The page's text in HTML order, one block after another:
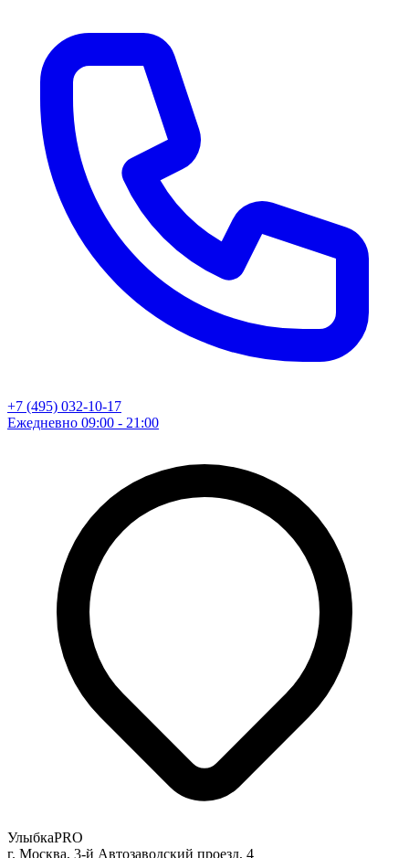
+7 (495) 032-10-17
Ежедневно 09:00 - 21:00
УлыбкаPRO
г. Москва, 3-й Автозаводский проезд, 4